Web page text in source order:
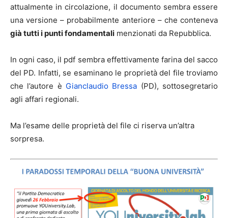
attualmente in circolazione, il documento sembra essere
una versione – probabilmente anteriore – che conteneva
già tutti i punti fondamentali menzionati da Repubblica.
In ogni caso, il pdf sembra effettivamente farina del sacco
del PD. Infatti, se esaminano le proprietà del file troviamo
che l’autore è Gianclaudio Bressa (PD), sottosegretario
agli affari regionali.
Ma l’esame delle proprietà del file ci riserva un’altra
sorpresa.